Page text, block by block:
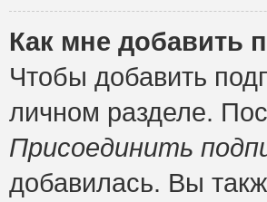
Как мне добавить
Чтобы добавить
личном разделе.
Присоединить
добавилась. Вы